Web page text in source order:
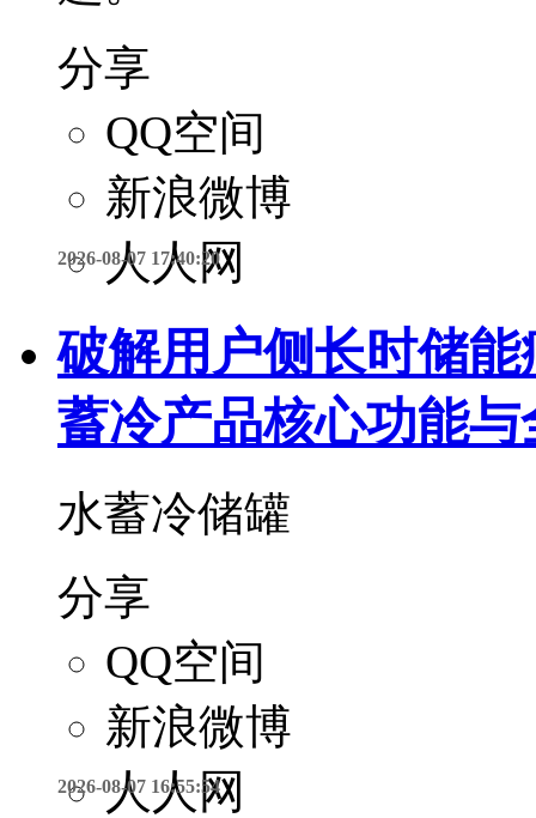
2026-08-07 17:40:20
分享
QQ空间
新浪微博
人人网
破解用户侧长时储
蓄冷产品核心功能
水蓄冷储罐
2026-08-07 16:55:54
分享
QQ空间
新浪微博
人人网